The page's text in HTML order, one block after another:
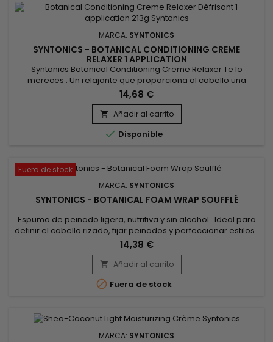
MARCA: SYNTONICS
SYNTONICS - BOTANICAL CONDITIONING CREME
RELAXER 1 APPLICATION
Syntonics Botanical Conditioning Creme Relaxer Te lo
mereces : Un relajante que proporciona al cabello una
textura magníficamente suave y sedosa y deja el cuero
cabelludo con una sensación increíble.&nbsp; Nuestra
precisa fórmula de hidróxido de sodio, científicamente
equilibrada, incluye los acondicionadores y productos
botánicos que el cabello y el...
14,68 €
 Añadir al carrito
 Disponible
Fuera de stock
MARCA: SYNTONICS
SYNTONICS - BOTANICAL FOAM WRAP SOUFFLÉ
Espuma de peinado ligera, nutritiva y sin alcohol. Ideal para
definir el cabello rizado, fijar peinados y perfeccionar estilos.
La espuma Syntonics Botanical Foam Wrap Soufflé está
elaborada con ingredientes botánicos, no contiene alcohol
ni colorantes artificiales. La espuma de peinado Syntonics
protege el cabello del calor para combatir los daños...
14,38 €
 Añadir al carrito
 Fuera de stock
MARCA: SYNTONICS